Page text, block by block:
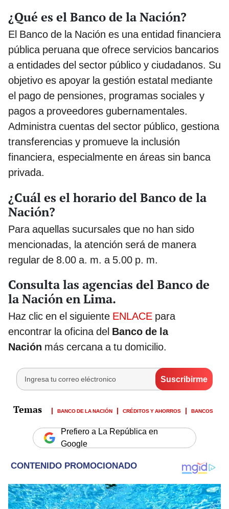
¿Qué es el Banco de la Nación?
El Banco de la Nación es una entidad financiera
pública peruana que ofrece servicios bancarios
a entidades del sector público y ciudadanos. Su
objetivo es apoyar la gestión estatal mediante
el pago de pensiones, programas sociales y
pagos a proveedores gubernamentales.
Administra cuentas del sector público, gestiona
transferencias y promueve la inclusión
financiera, especialmente en áreas sin banca
privada.
¿Cuál es el horario del Banco de la
Nación?
Para aquellas sucursales que no han sido
mencionadas, la atención será de manera
regular de 8.00 a. m. a 5.00 p. m.
Consulta las agencias del Banco de
la Nación en Lima.
Haz clic en el siguiente ENLACE para
encontrar la oficina del Banco de la
Nación más cercana a tu domicilio.
BANCO DE LA NACIÓN CRÉDITOS Y AHORROS BANCOS
Prefiero a La República en
Google